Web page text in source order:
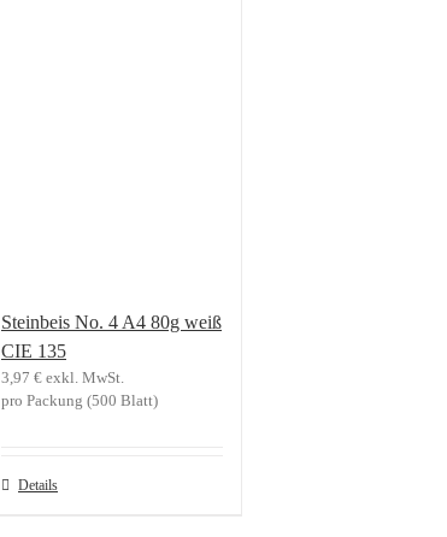
Steinbeis No. 4 A4 80g weiß
CIE 135
3,97 € exkl. MwSt.
pro Packung (500 Blatt)
Details